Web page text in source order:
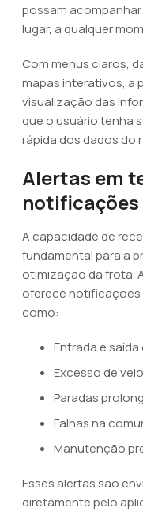
possam
lugar, a qualquer
Com menus claros,
mapas interativos, a
visualização das
que o usuário tenha
rápida dos dados do
Alertas em
notificações
A capacidade de
fundamental para a
otimização da frota.
oferece
como:
Entrada e
Excesso de
Paradas
Falhas na
Manutenção
Esses alertas são
diretamente pelo